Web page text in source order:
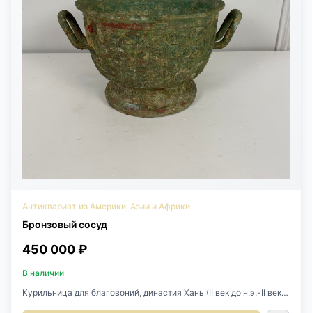
Антиквариат из Америки, Азии и Африки
Бронзовый сосуд
450 000 ₽
В наличии
Курильница для благовоний, династия Хань (II век до н.э.-II век